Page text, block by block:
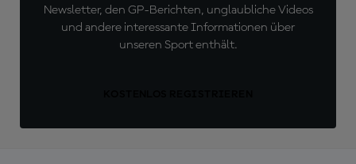
Newsletter, den GP-Berichten, unglaubliche Videos
und andere interessante Informationen über
unseren Sport enthält.